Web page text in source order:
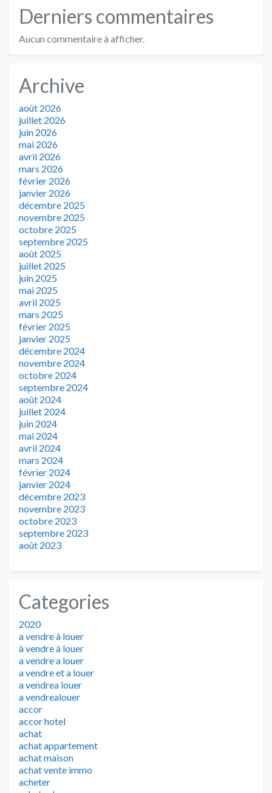
Derniers commentaires
Aucun commentaire à afficher.
Archive
août 2026
juillet 2026
juin 2026
mai 2026
avril 2026
mars 2026
février 2026
janvier 2026
décembre 2025
novembre 2025
octobre 2025
septembre 2025
août 2025
juillet 2025
juin 2025
mai 2025
avril 2025
mars 2025
février 2025
janvier 2025
décembre 2024
novembre 2024
octobre 2024
septembre 2024
août 2024
juillet 2024
juin 2024
mai 2024
avril 2024
mars 2024
février 2024
janvier 2024
décembre 2023
novembre 2023
octobre 2023
septembre 2023
août 2023
Categories
2020
a vendre à louer
à vendre à louer
a vendre a louer
a vendre et a louer
a vendrea louer
a vendrealouer
accor
accor hotel
achat
achat appartement
achat maison
achat vente immo
acheter